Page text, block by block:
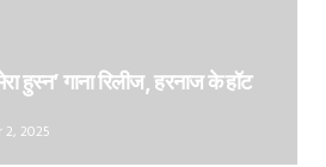
हुस्न’ गाना रिलीज, हरनाज के हॉट
2025